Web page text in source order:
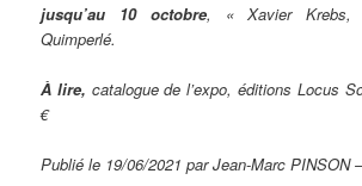
jusqu’au 10 octobre, « Xavier Krebs,
Quimperlé.
À lire, catalogue de l’expo, éditions Locus
€
Publié le 19/06/2021 par Jean-Marc PINSON